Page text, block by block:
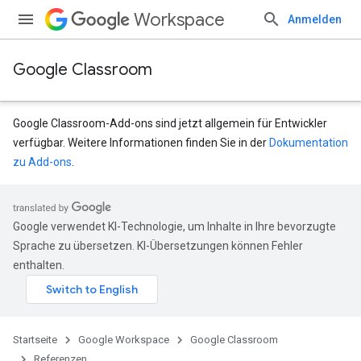
Workspace Anmelden
Google Classroom
Google Classroom-Add-ons sind jetzt allgemein für Entwickler
verfügbar. Weitere Informationen finden Sie in der Dokumentation
zu Add-ons
Google verwendet KI-Technologie, um Inhalte in Ihre bevorzugte
Sprache zu übersetzen. KI-Übersetzungen können Fehler
enthalten.
Startseite Google Workspace
Google Classroom